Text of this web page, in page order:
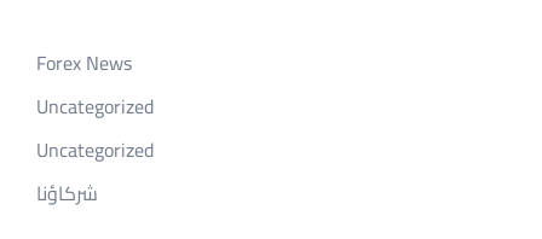
Forex News
Uncategorized
Uncategorized
شركاؤنا